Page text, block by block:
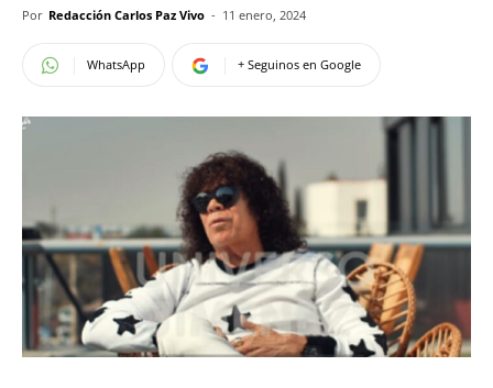
Por Redacción Carlos Paz Vivo - 11 enero, 2024
WhatsApp + Seguinos en Google